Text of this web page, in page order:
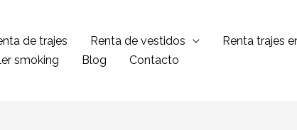
de trajes Renta de vestidos Renta trajes
smoking Blog Contacto